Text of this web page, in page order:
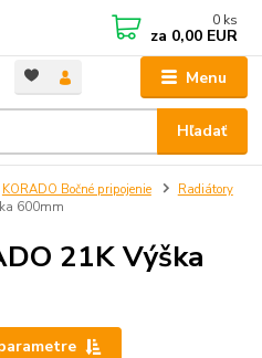
Menu
Hľadať
0 ks
za 0,00 EUR
KORADO Bočné pripojenie
Radiátory
600mm
21K Výška